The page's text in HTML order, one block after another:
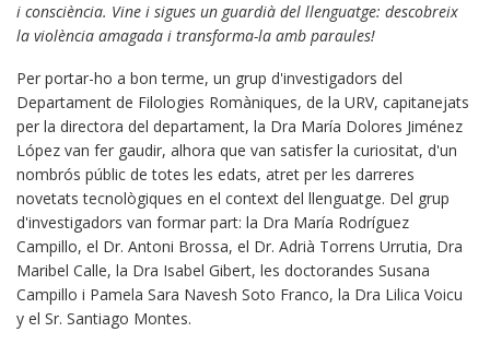
i consciència. Vine i sigues un guardià del llenguatge: descobreix
la violència amagada i transforma-la amb paraules!
Per portar-ho a bon terme, un grup d'investigadors del
Departament de Filologies Romàniques, de la URV, capitanejats
per la directora del departament, la Dra María Dolores Jiménez
López van fer gaudir, alhora que van satisfer la curiositat, d'un
nombrós públic de totes les edats, atret per les darreres
novetats tecnològiques en el context del llenguatge. Del grup
d'investigadors van formar part: la Dra María Rodríguez
Campillo, el Dr. Antoni Brossa, el Dr. Adrià Torrens Urrutia, Dra
Maribel Calle, la Dra Isabel Gibert, les doctorandes Susana
Campillo i Pamela Sara Navesh Soto Franco, la Dra Lilica Voicu
y el Sr. Santiago Montes.